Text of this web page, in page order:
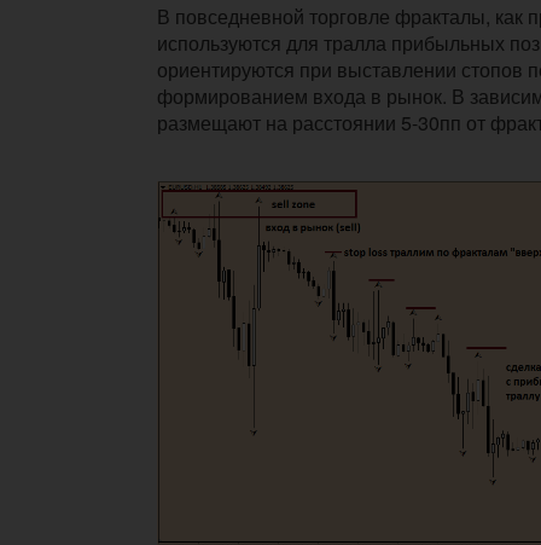
В повседневной торговле фракталы, как
используются для тралла прибыльных
ориентируются при выставлении стопов
формированием входа в рынок. В
размещают на расстоянии 5-30пп от